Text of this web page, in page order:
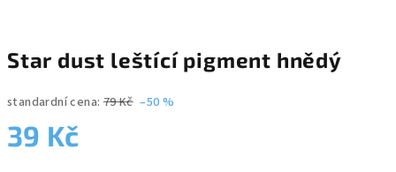
Star dust leštící pigment hnědý
standardní cena: 79 Kč –50 %
39 Kč